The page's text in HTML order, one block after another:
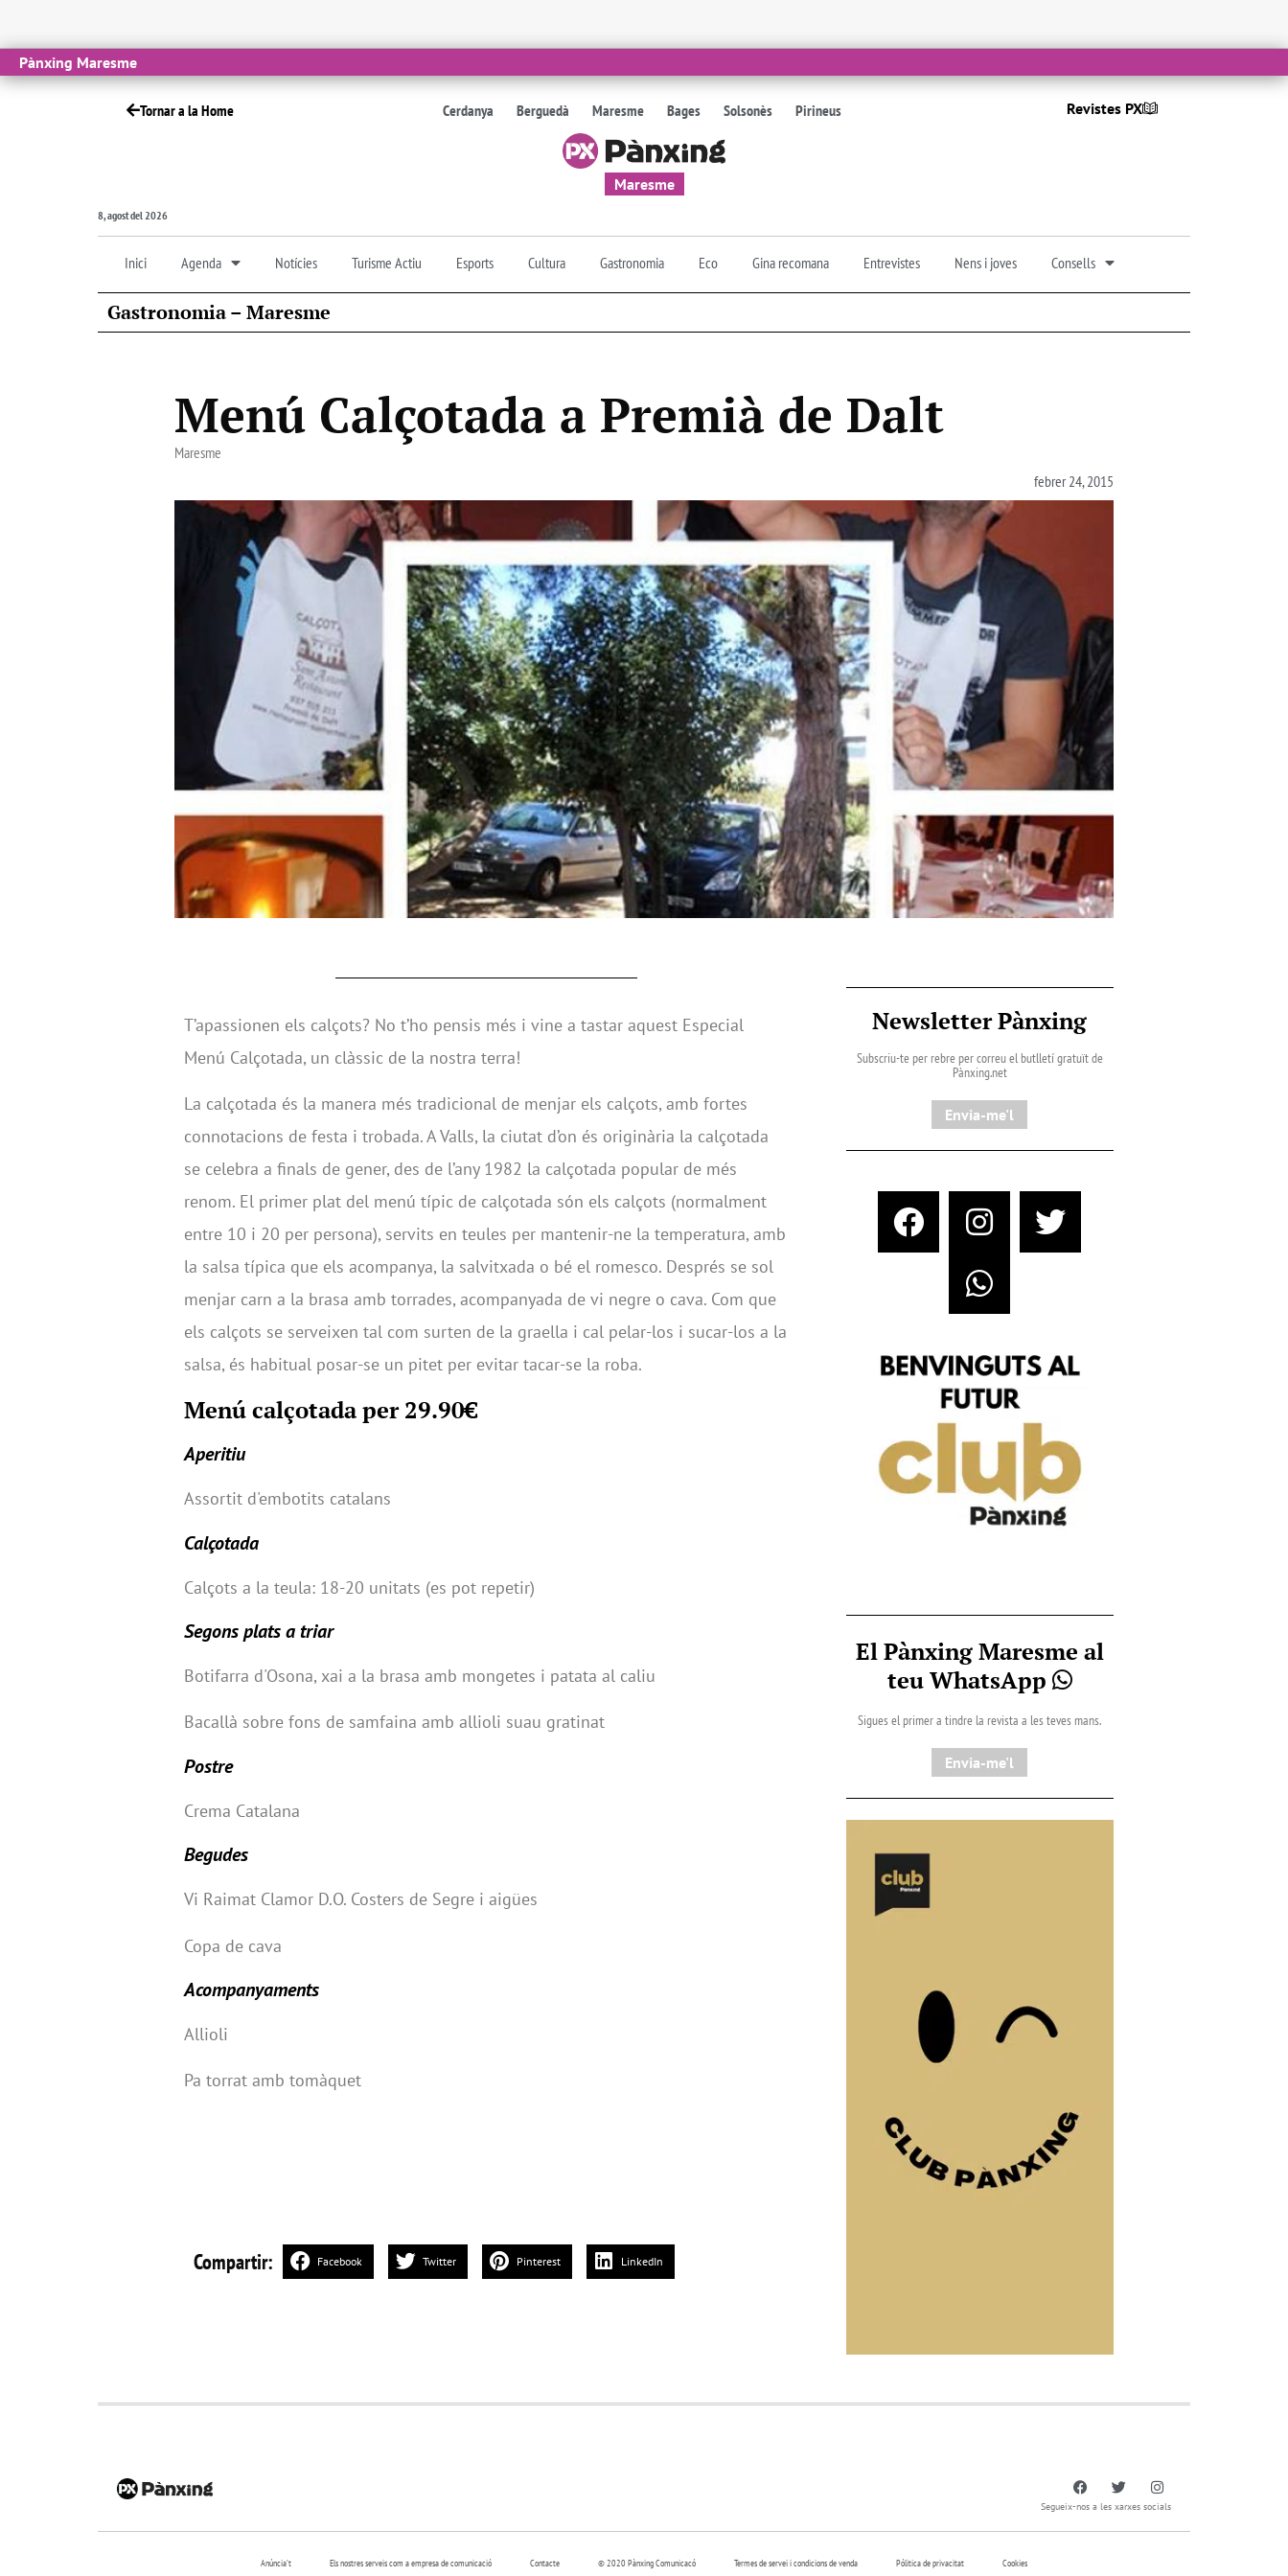
Pànxing Maresme
Tornar a la Home Cerdanya Berguedà Maresme Bages Solsonès Pirineus Revistes PX
Maresme
8, agost del 2026
Inici Agenda Notícies Turisme Actiu Esports Cultura Gastronomia Eco Gina recomana Entrevistes Nens i joves Consells
Gastronomia – Maresme
Menú Calçotada a Premià de Dalt
Maresme
febrer 24, 2015
T’apassionen els calçots? No t’ho pensis més i vine a tastar aquest Especial
Menú Calçotada, un clàssic de la nostra terra!
La calçotada és la manera més tradicional de menjar els calçots, amb fortes
connotacions de festa i trobada. A Valls, la ciutat d’on és originària la calçotada
se celebra a finals de gener, des de l’any 1982 la calçotada popular de més
renom. El primer plat del menú típic de calçotada són els calçots (normalment
entre 10 i 20 per persona), servits en teules per mantenir-ne la temperatura, amb
la salsa típica que els acompanya, la salvitxada o bé el romesco. Després se sol
menjar carn a la brasa amb torrades, acompanyada de vi negre o cava. Com que
els calçots se serveixen tal com surten de la graella i cal pelar-los i sucar-los a la
salsa, és habitual posar-se un pitet per evitar tacar-se la roba.
Menú calçotada per 29.90€
Aperitiu
Assortit d'embotits catalans
Calçotada
Calçots a la teula: 18-20 unitats (es pot repetir)
Segons plats a triar
Botifarra d'Osona, xai a la brasa amb mongetes i patata al caliu
Bacallà sobre fons de samfaina amb allioli suau gratinat
Postre
Crema Catalana
Begudes
Vi Raimat Clamor D.O. Costers de Segre i aigües
Copa de cava
Acompanyaments
Allioli
Pa torrat amb tomàquet
Compartir: Facebook Twitter Pinterest LinkedIn
Newsletter Pànxing
Subscriu-te per rebre per correu el butlletí gratuït de
Pànxing.net​
Envia-me'l
El Pànxing Maresme al
teu WhatsApp
Sigues el primer a tindre la revista a les teves mans.
Envia-me'l
Segueix-nos a les xarxes socials
Anúncia’t Els nostres serveis com a empresa de comunicació Contacte © 2020 Pànxing Comunicacó Termes de servei i condicions de venda Pólitica de privacitat Cookies